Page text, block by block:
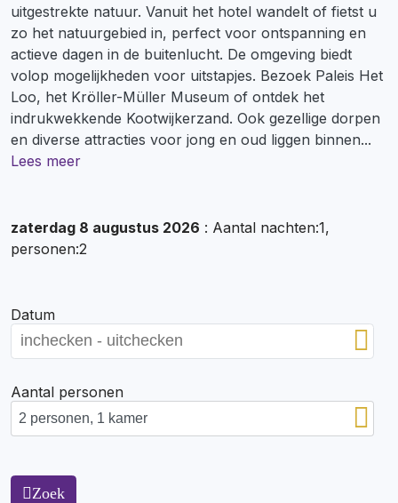
uitgestrekte natuur. Vanuit het hotel wandelt of fietst u
zo het natuurgebied in, perfect voor ontspanning en
actieve dagen in de buitenlucht. De omgeving biedt
volop mogelijkheden voor uitstapjes. Bezoek Paleis Het
Loo, het Kröller-Müller Museum of ontdek het
indrukwekkende Kootwijkerzand. Ook gezellige dorpen
en diverse attracties voor jong en oud liggen binnen...
Lees meer
zaterdag 8 augustus 2026 : Aantal nachten:1,
personen:2
Datum
Aantal personen
Zoek